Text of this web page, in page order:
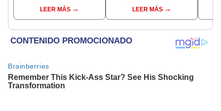
sospechoso detenido
LEER MÁS
Serenazgo recuperó el
dinero
LEER MÁS